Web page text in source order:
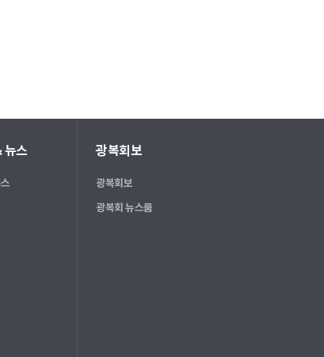
뉴스 광복회보
광복회보
광복회 뉴스룸